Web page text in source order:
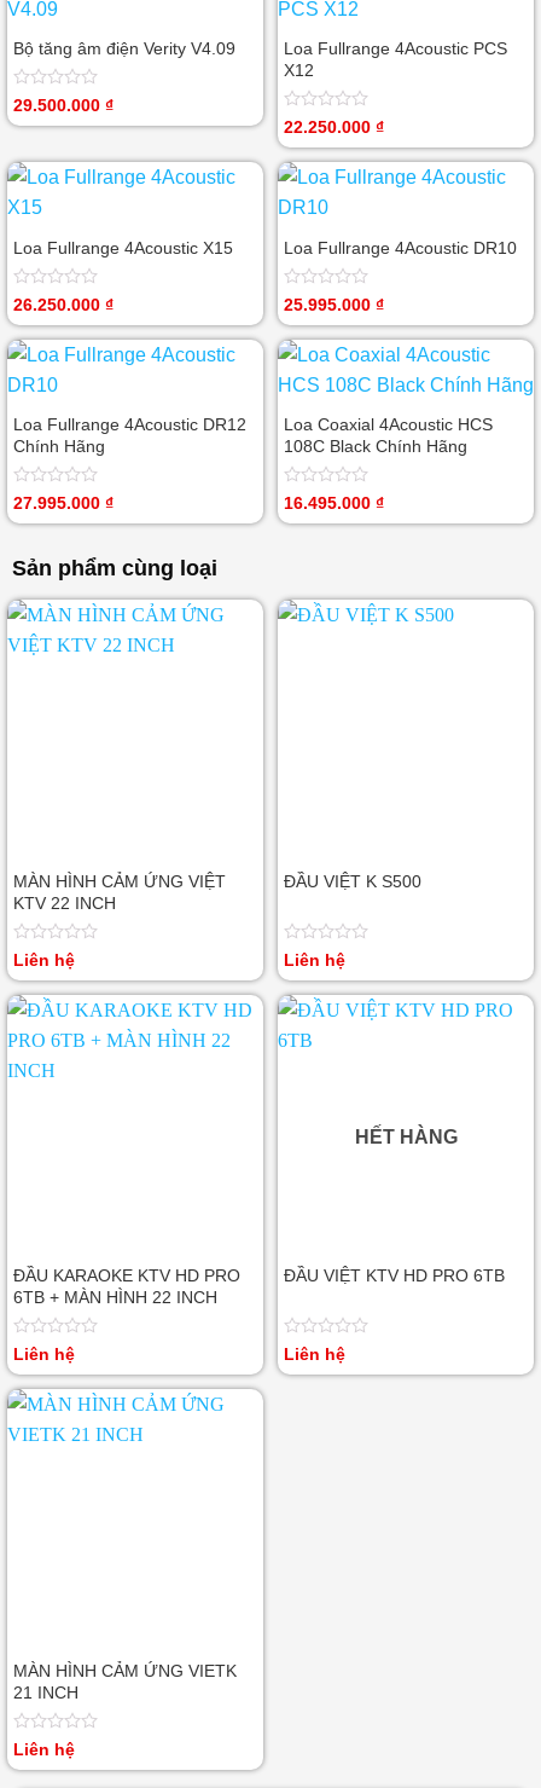
Bộ tăng âm điện Verity V4.09
Được
5
sao
29.500.000 ₫
Loa Fullrange 4Acoustic PCS
X12
Được
hạng
0
sao
22.250.000 ₫
Loa Fullrange 4Acoustic X15
Được
hạng
0
sao
26.250.000 ₫
Loa Fullrange 4Acoustic DR10
Được
hạng
0
sao
25.995.000 ₫
Loa Fullrange 4Acoustic DR12
Chính Hãng
Được
5
27.995.000 ₫
Loa Coaxial 4Acoustic HCS
108C Black Chính Hãng
Được
16.495.000 ₫
Sản phẩm cùng loại
MÀN HÌNH CẢM ỨNG VIỆT
KTV 22 INCH
Được
hạng
0
sao
Liên hệ
ĐẦU VIỆT K S500
Được
hạng
0
sao
Liên hệ
ĐẦU KARAOKE KTV HD PRO
6TB + MÀN HÌNH 22 INCH
Được
hạng
0
sao
Liên hệ
HẾT HÀNG
ĐẦU VIỆT KTV HD PRO 6TB
Được
Liên hệ
MÀN HÌNH CẢM ỨNG VIETK
21 INCH
Được
Liên hệ